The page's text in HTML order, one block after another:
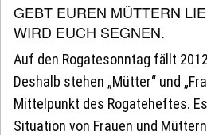
GEBT EUREN MÜTTERN
WIRD EUCH SEGNEN.
Auf den Rogatesonntag fällt
Deshalb stehen „Mütter“ und
Mittelpunkt des Rogateheftes.
Situation von Frauen und